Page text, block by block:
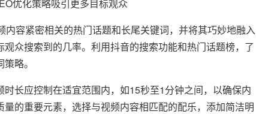
优化策略吸引更多目标观众
容紧密相关的热门话题和长尾关键词，并将其巧妙地融入
众搜索到的几率。利用抖音的搜索功能和热门话题榜，了
略。
长应控制在适宜范围内，如15秒至1分钟之间，以确保内
的重要元素，选择与视频内容相匹配的配乐，添加简洁明